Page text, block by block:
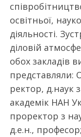
освітньої,
діяльності.
діловій
обох закладів
представляли:
ректор, д.наук
академік НАН
проректор з
д.е.н.,